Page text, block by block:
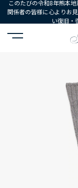
このたびの令和8年熊本
関係者の皆様に心よりお
い復旧・
HOME シ